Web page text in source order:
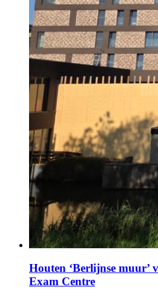
Houten ‘Berlijnse muur’
Exam Centre